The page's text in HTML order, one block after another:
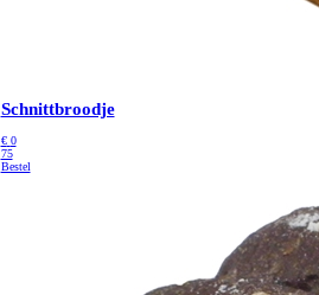
Schnittbroodje
€ 0
75
Bestel